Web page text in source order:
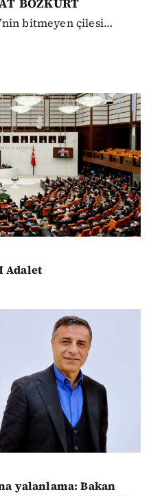
BOZKURT
bitmeyen çilesi…
Adalet
yalanlama: Bakan